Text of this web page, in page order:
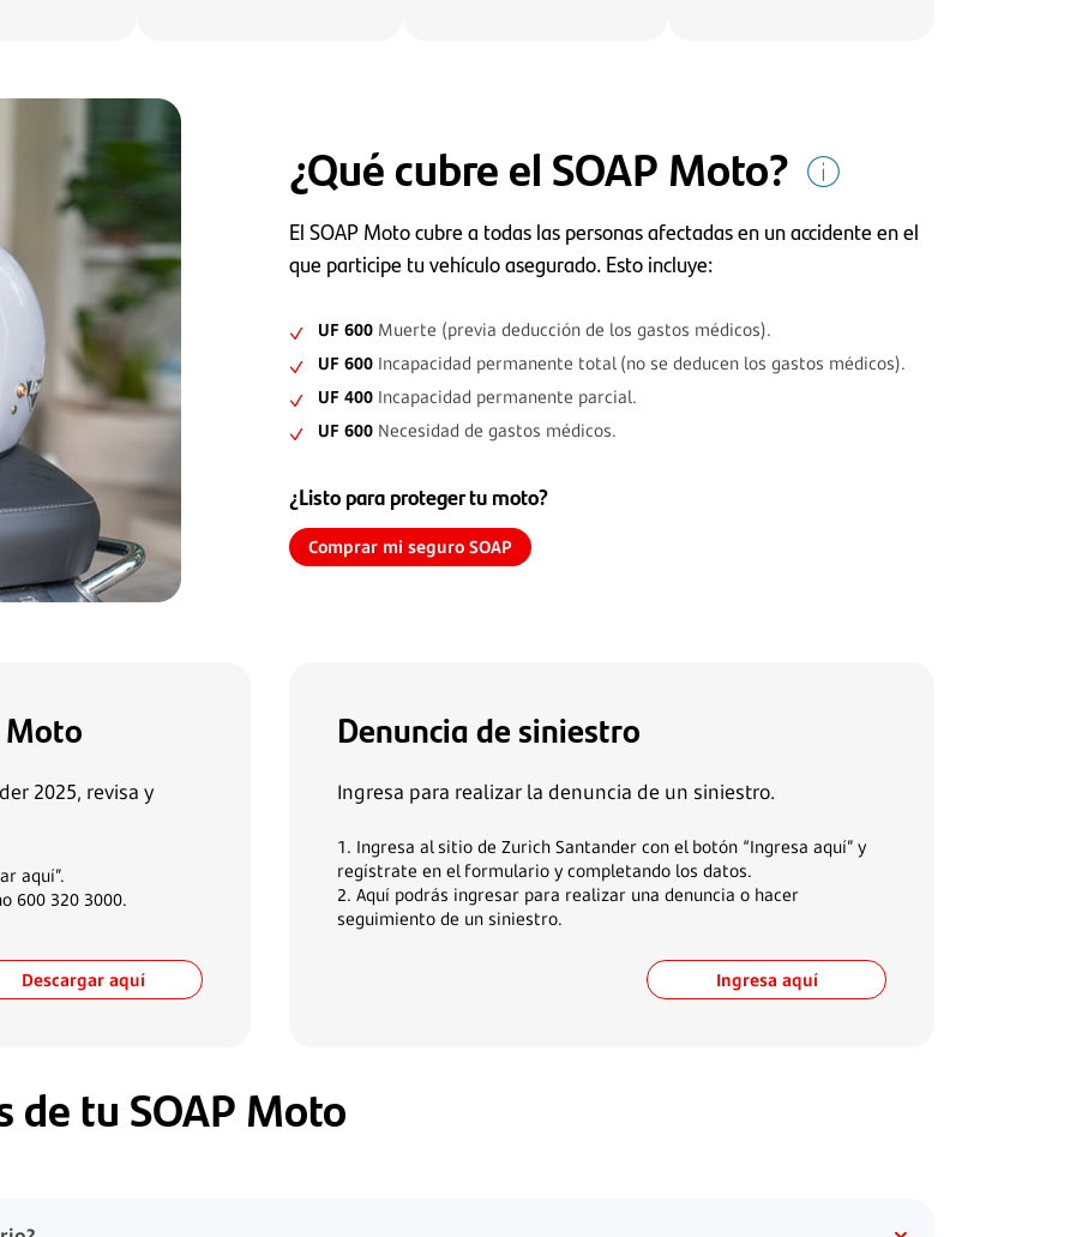
¿Qué cubre el SOAP Moto?
El SOAP Moto cubre a todas las personas afectadas en un accidente en el
que participe tu vehículo asegurado. Esto incluye:
UF 600 Muerte (previa deducción de los gastos médicos).
UF 600 Incapacidad permanente total (no se deducen los gastos médicos).
UF 400 Incapacidad permanente parcial.
UF 600 Necesidad de gastos médicos.
¿Listo para protegertu moto?
Comprar mi seguro SOAP
Moto
2025, revisa y
aquí”.
600 320 3000.
Descargar aquí
Denuncia de siniestro
Ingresa para realizar la denuncia de un siniestro.
1. Ingresa al sitio de Zurich Santander con el botón “Ingresa aquí” y
regístrate en el formulario y completando los datos.
2. Aquí podrás ingresar para realizar una denuncia o hacer
seguimiento de un siniestro.
Ingresa aquí
de tu SOAP Moto